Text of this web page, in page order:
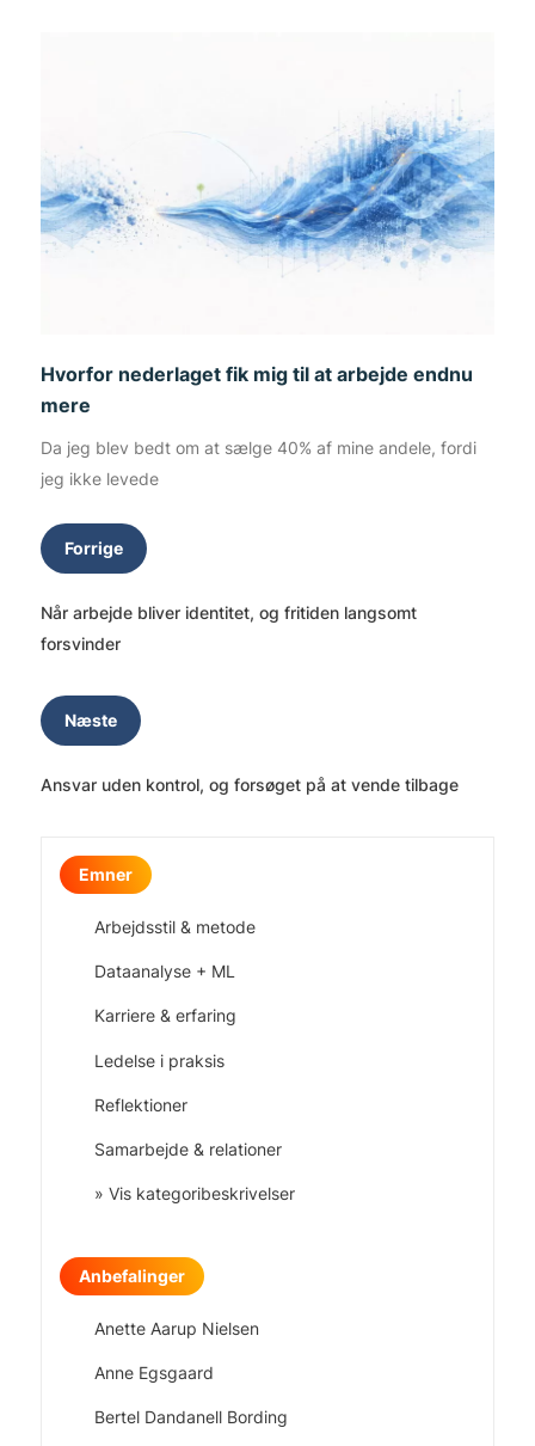
Hvorfor nederlaget fik mig til at arbejde endnu
mere
Da jeg blev bedt om at sælge 40% af mine andele, fordi
jeg ikke levede
Forrige
Når arbejde bliver identitet, og fritiden langsomt
forsvinder
Næste
Ansvar uden kontrol, og forsøget på at vende tilbage
Emner
Arbejdsstil & metode
Dataanalyse + ML
Karriere & erfaring
Ledelse i praksis
Reflektioner
Samarbejde & relationer
» Vis kategoribeskrivelser
Anbefalinger
Anette Aarup Nielsen
Anne Egsgaard
Bertel Dandanell Bording